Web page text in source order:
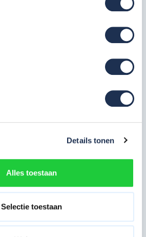
Details tonen
Alles toestaan
Selectie toestaan
Artikelcode: 511230
luik RS5
Artikelcode: 305210
Safe-Quick Guardrail 185 RS
Artikelcode: 360265